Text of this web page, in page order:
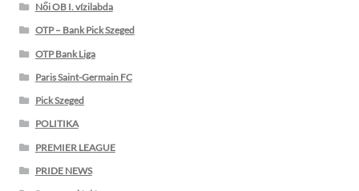
Női OB I. vízilabda
OTP – Bank Pick Szeged
OTP Bank Liga
Paris Saint-Germain FC
Pick Szeged
POLITIKA
PREMIER LEAGUE
PRIDE NEWS